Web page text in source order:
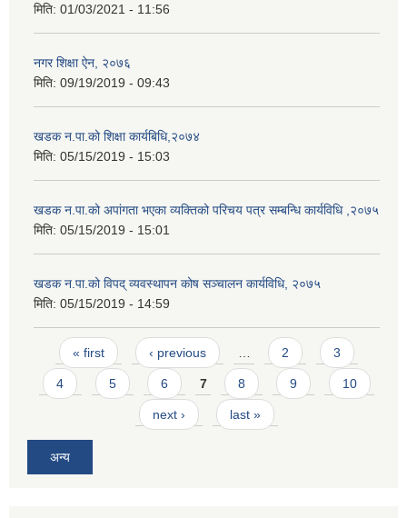
मिति: 01/03/2021 - 11:56
नगर शिक्षा ऐन, २०७६
मिति: 09/19/2019 - 09:43
खडक न.पा.को शिक्षा कार्यबिधि,२०७४
मिति: 05/15/2019 - 15:03
खडक न.पा.को अपांगता भएका व्यक्तिको परिचय पत्र सम्बन्धि कार्यविधि ,२०७५
मिति: 05/15/2019 - 15:01
खडक न.पा.को विपद् व्यवस्थापन कोष सञ्चालन कार्यविधि, २०७५
मिति: 05/15/2019 - 14:59
Pages
« first ‹ previous … 2 3
4 5 6 7 8 9 10
next › last »
अन्य